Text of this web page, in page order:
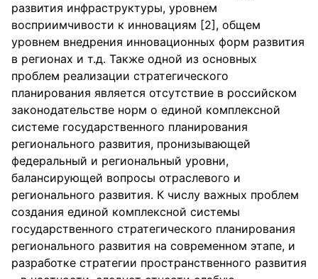
развития инфраструктуры, уровнем
восприимчивости к инновациям [2], общем
уровнем внедрения инновационных форм развития
в регионах и т.д. Также одной из основных
проблем реализации стратегического
планирования является отсутствие в российском
законодательстве норм о единой комплексной
системе государственного планирования
регионального развития, пронизывающей
федеральный и региональный уровни,
балансирующей вопросы отраслевого и
регионального развития. К числу важных проблем
создания единой комплексной системы
государственного стратегического планирования
регионального развития на современном этапе, и
разработке стратегии пространственного развития